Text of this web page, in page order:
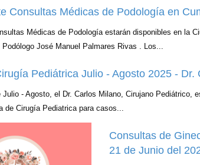
Consultas Médicas de Podología en
Médicas de Podología estarán disponibles en la
José Manuel Palmares Rivas . Los...
Pediátrica Julio - Agosto 2025 - Dr.
Julio - Agosto, el Dr. Carlos Milano, Cirujano Pediátrico,
de Cirugía Pediatrica para casos...
Consultas de
21 de Junio del